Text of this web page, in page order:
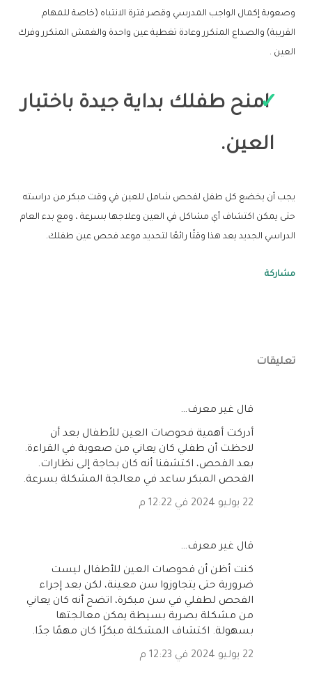
وصعوبة إكمال الواجب المدرسي وقصر فترة الانتباه (خاصة للمهام
القريبة) والصداع المتكرر وعادة تغطية عين واحدة والغمش المتكرر وفرك
العين .
امنح طفلك بداية جيدة باختبار
العين.
يجب أن يخضع كل طفل لفحص شامل للعين في وقت مبكر من دراسته
حتى يمكن اكتشاف أي مشاكل في العين وعلاجها بسرعة ، ومع بدء العام
الدراسي الجديد يعد هذا وقتًا رائعًا لتحديد موعد فحص عين طفلك.
مشاركة
تعليقات
‏قال غير معرف…
أدركت أهمية فحوصات العين للأطفال بعد أن
لاحظت أن طفلي كان يعاني من صعوبة في القراءة.
بعد الفحص، اكتشفنا أنه كان بحاجة إلى نظارات.
الفحص المبكر ساعد في معالجة المشكلة بسرعة.
22 يوليو 2024 في 12:22 م
‏قال غير معرف…
كنت أظن أن فحوصات العين للأطفال ليست
ضرورية حتى يتجاوزوا سن معينة، لكن بعد إجراء
الفحص لطفلي في سن مبكرة، اتضح أنه كان يعاني
من مشكلة بصرية بسيطة يمكن معالجتها
بسهولة. اكتشاف المشكلة مبكرًا كان مهمًا جدًا.
22 يوليو 2024 في 12:23 م